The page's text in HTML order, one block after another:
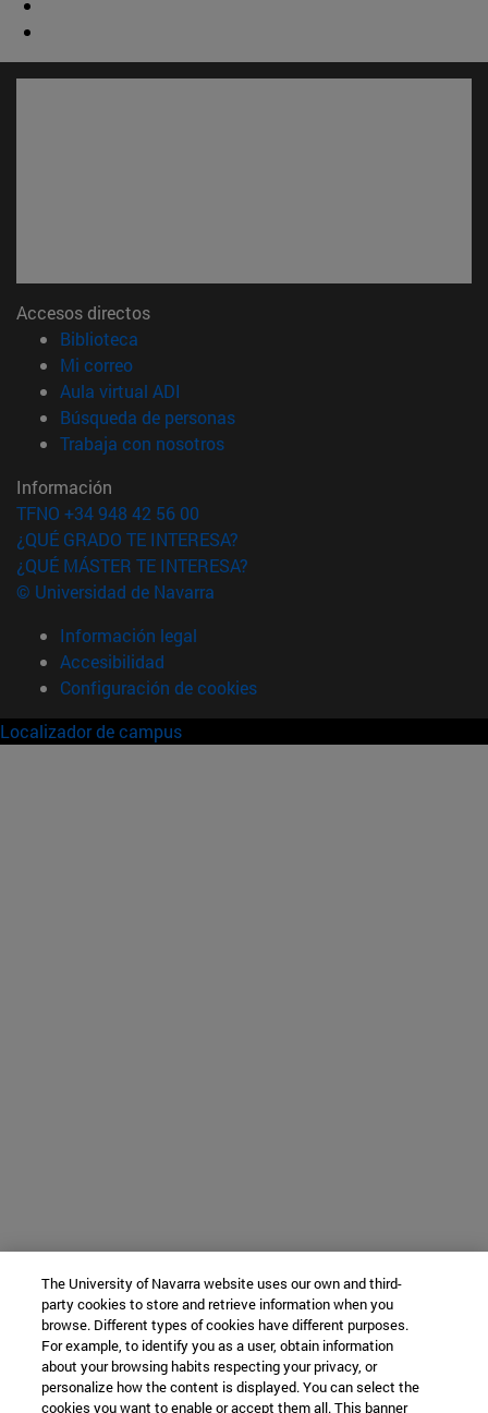
Accesos directos
Biblioteca
Mi correo(abre en nueva ventana)
Aula virtual ADI
Búsqueda de personas(abre en nueva ventana)
Trabaja con nosotros(abre en nueva ventana)
Información
TFNO +34 948 42 56 00
¿QUÉ GRADO TE INTERESA?
¿QUÉ MÁSTER TE INTERESA?
© Universidad de Navarra
Información legal
Accesibilidad
Configuración de cookies
Localizador de campus
The University of Navarra website uses our own and third-
party cookies to store and retrieve information when you
browse. Different types of cookies have different purposes.
For example, to identify you as a user, obtain information
about your browsing habits respecting your privacy, or
personalize how the content is displayed. You can select the
cookies you want to enable or accept them all. This banner